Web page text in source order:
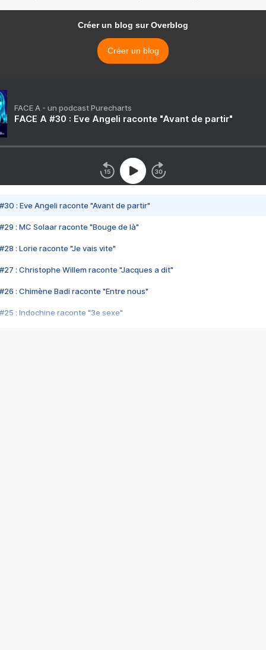
Créer un blog sur Overblog
Créer un blog
FACE A - un podcast Purecharts
FACE A #30 : Eve Angeli raconte "Avant de partir"
#30 : Eve Angeli raconte "Avant de partir"
#29 : MC Solaar raconte "Bouge de là"
#28 : Lorie raconte "Je vais vite"
#27 : Christophe Willem raconte "Jacques a dit"
#26 : Chimène Badi raconte "Entre nous"
#25 : Indochine raconte "3e sexe"